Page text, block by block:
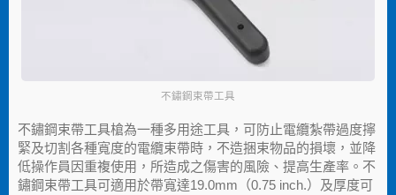
不鏽鋼束帶工具
不鏽鋼束帶工具槍為一種多用途工具，可防止電纜紮帶過度擰
緊及切割各種寬度的電纜束帶時，不造捆束物品的損壞，並降
低操作員因重複使用，所造成之傷害的風險、提高生產率。不
鏽鋼束帶工具可適用於帶寬達19.0mm（0.75 inch.）及厚度可